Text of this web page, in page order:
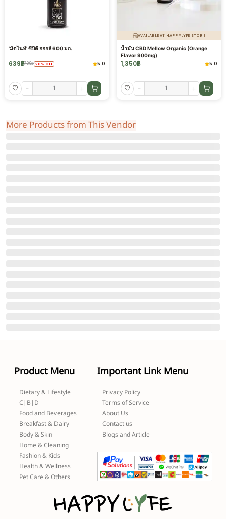
'มิดไนท์' ซีบีดี ออยล์ 600 มก.
639฿799฿ 20 % OFF 5.0
- +
AVAILABLE AT HAPPYLYFE STORE
น้ำมัน CBD Mellow Organic (Orange
Flavor 900mg)
1,350฿ 5.0
- +
More Products from This Vendor
Product Menu
Dietary & Lifestyle
C|B|D
Food and Beverages
Breakfast & Dairy
Body & Skin
Home & Cleaning
Fashion & Kids
Health & Wellness
Pet Care & Others
Important Link Menu
Privacy Policy
Terms of Service
About Us
Contact us
Blogs and Article